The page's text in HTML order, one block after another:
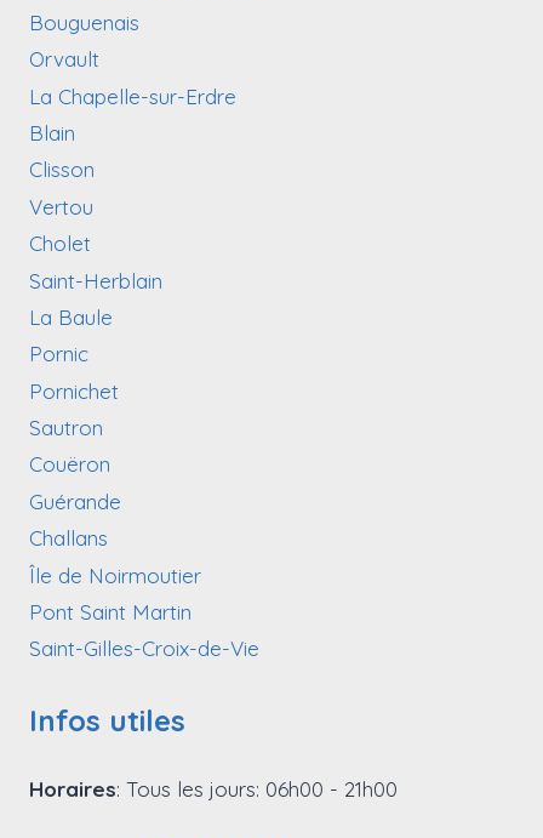
Bouguenais
Orvault
La Chapelle-sur-Erdre
Blain
Clisson
Vertou
Cholet
Saint-Herblain
La Baule
Pornic
Pornichet
Sautron
Couëron
Guérande
Challans
Île de Noirmoutier
Pont Saint Martin
Saint-Gilles-Croix-de-Vie
Infos utiles
Horaires: Tous les jours: 06h00 - 21h00